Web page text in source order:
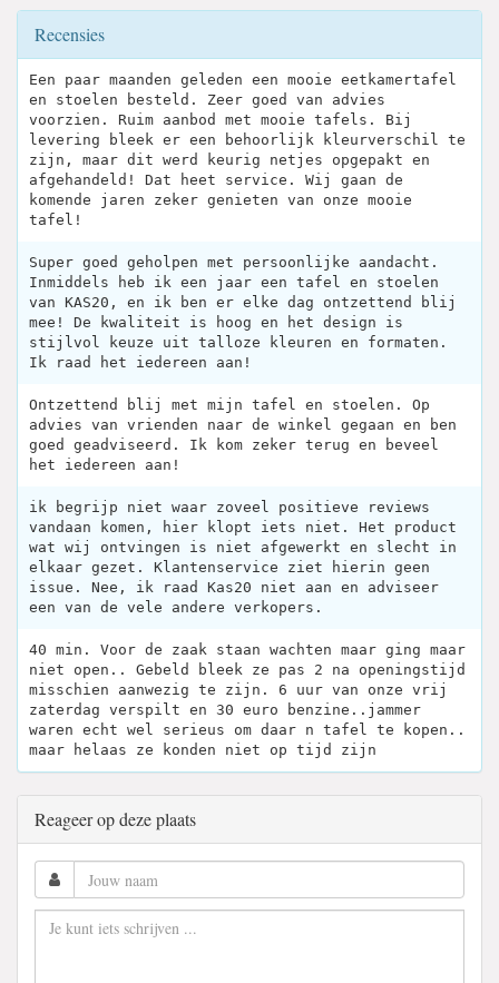
Recensies
Een paar maanden geleden een mooie eetkamertafel
en stoelen besteld. Zeer goed van advies
voorzien. Ruim aanbod met mooie tafels. Bij
levering bleek er een behoorlijk kleurverschil te
zijn, maar dit werd keurig netjes opgepakt en
afgehandeld! Dat heet service. Wij gaan de
komende jaren zeker genieten van onze mooie
tafel!
Super goed geholpen met persoonlijke aandacht.
Inmiddels heb ik een jaar een tafel en stoelen
van KAS20, en ik ben er elke dag ontzettend blij
mee! De kwaliteit is hoog en het design is
stijlvol keuze uit talloze kleuren en formaten.
Ik raad het iedereen aan!
Ontzettend blij met mijn tafel en stoelen. Op
advies van vrienden naar de winkel gegaan en ben
goed geadviseerd. Ik kom zeker terug en beveel
het iedereen aan!
ik begrijp niet waar zoveel positieve reviews
vandaan komen, hier klopt iets niet. Het product
wat wij ontvingen is niet afgewerkt en slecht in
elkaar gezet. Klantenservice ziet hierin geen
issue. Nee, ik raad Kas20 niet aan en adviseer
een van de vele andere verkopers.
40 min. Voor de zaak staan wachten maar ging maar
niet open.. Gebeld bleek ze pas 2 na openingstijd
misschien aanwezig te zijn. 6 uur van onze vrij
zaterdag verspilt en 30 euro benzine..jammer
waren echt wel serieus om daar n tafel te kopen..
maar helaas ze konden niet op tijd zijn
Reageer op deze plaats